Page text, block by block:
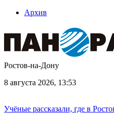
Архив
Ростов-на-Дону
8 августа 2026, 13:53
Учёные рассказали, где в